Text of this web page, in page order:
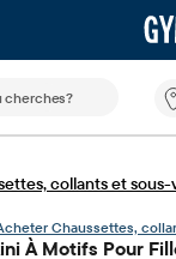
recherche ci-Qu'est-
que
collants et
Chaussettes,
À Motifs Pour